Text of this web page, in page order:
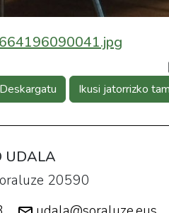
Deskargatu Ikusi jatorrizko
UDALA
20590